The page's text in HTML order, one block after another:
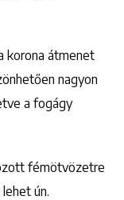
korona átmenet
nagyon
a fogágy
fémötvözetre
ún.